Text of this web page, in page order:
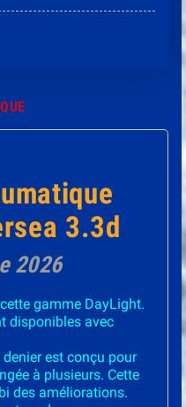
3.3d
2026
gamme DayLight.
disponibles avec
est conçu pour
à plusieurs. Cette
des améliorations.